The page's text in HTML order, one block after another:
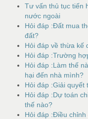
Tư vấn thủ tục tiến
nước ngoài
Hỏi đáp :Đất mua
đất?
Hỏi đáp về thừa kế
Hỏi đáp :Trường
Hỏi đáp :Làm thế
hại đến nhà mình?
Hỏi đáp :Giải
Hỏi đáp :Dự toán
thế nào?
Hỏi đáp :Điều